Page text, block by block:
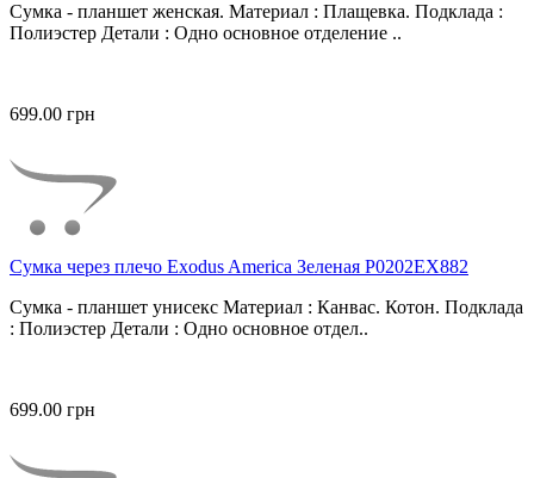
Сумка - планшет женская. Материал : Плащевка. Подклада :
Полиэстер Детали : Одно основное отделение ..
699.00 грн
Сумка через плечо Exodus America Зеленая P0202EX882
Сумка - планшет унисекс Материал : Канвас. Котон. Подклада
: Полиэстер Детали : Одно основное отдел..
699.00 грн